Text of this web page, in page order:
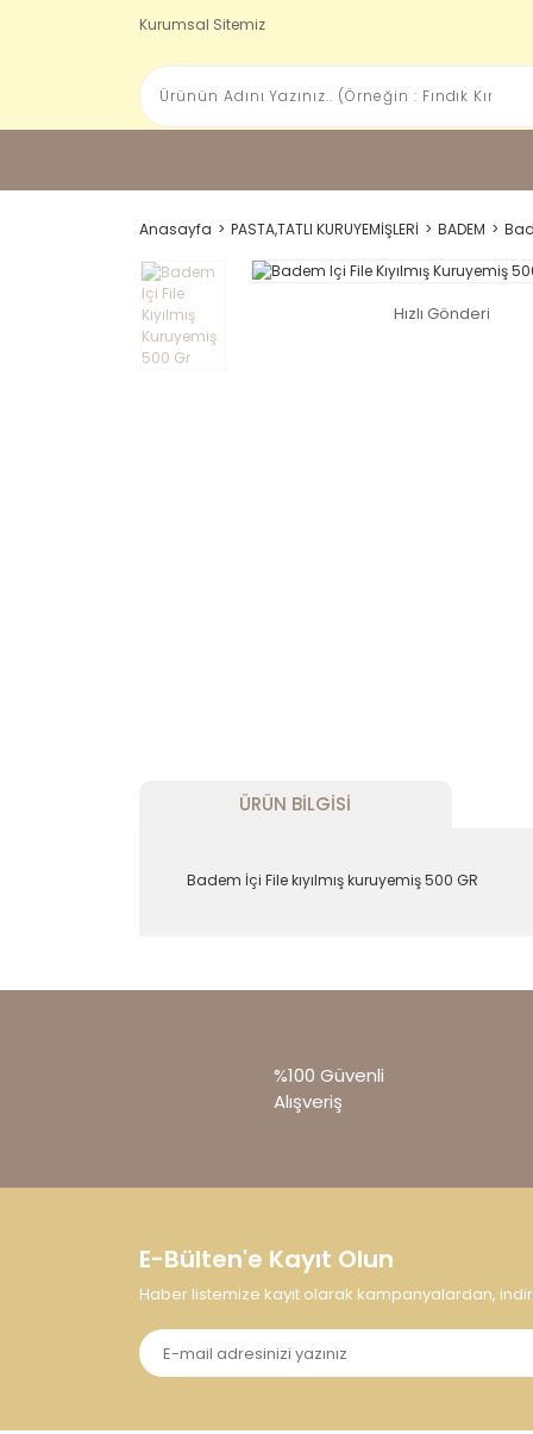
Kurumsal Sitemiz
Anasayfa PASTA,TATLI KURUYEMİŞLERİ BADEM
Hızlı Gönderi
ÜRÜN BILGISI
Badem İçi File kıyılmış kuruyemiş 500 GR
%100 Güvenli
Alışveriş
E-Bülten'e Kayıt Olun
Haber listemize kayıt olarak kampanyalardan,